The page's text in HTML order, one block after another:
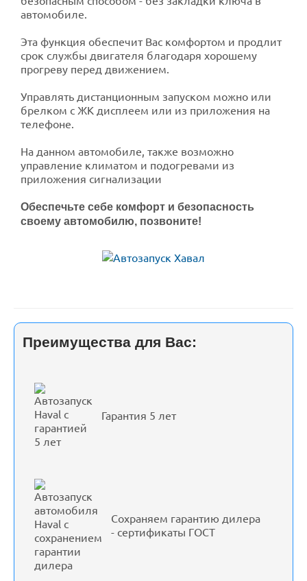
автомобиле.
Эта функция обеспечит Вас комфортом и продлит
срок службы двигателя благодаря хорошему
прогреву перед движением.
Управлять дистанционным запуском можно или
брелком с ЖК дисплеем или из приложения на
телефоне.
На данном автомобиле, также возможно
управление климатом и подогревами из
приложения сигнализации
Обеспечьте себе комфорт и безопасность
своему автомобилю, позвоните!
Преимущества для Вас:
Гарантия 5 лет
Сохраняем гарантию дилера
- сертификаты ГОСТ